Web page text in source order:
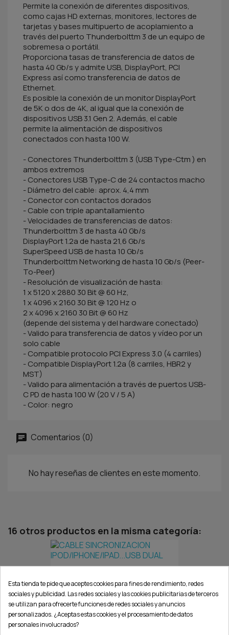
Permite la conexión de diferentes dispositivos,
como cajas HD externas, monitores, lectores de
tarjetas y bases multipuerto de acoplamiento a
través del puerto Thunderbolttm 3 de un equipo de
sobremesa o portátil.
Proporciona tasas de transferencia de datos de
hasta 40 Gb/s y admite USB, DisplayPort, PCI
Express así como transferencia de datos de
Ethernet.
Es posible la conexión de un monitor DisplayPort
de 5K o dos de 4K, al igual que la conexión de
dispositivos USB 3.1 Gen 2. Además, el cable
permite la alimentación de dispositivos
conectados con hasta 100 W.
- Conectores Thunderbolttm 3 (USB Type-Ctm ) en
ambos extremos
- Conectores USB Type-C de 24 contactos macho
- Diámetro del cable: aprox. 4,4 mm
- Conector con contactos dorados
- Cable con triple apantallamiento
- Velocidades de transferencias de datos:
Thunderbolttm 3 de hasta 40 Gb/s
DisplayPort 1.2a de hasta 21,6 Gb/s
SuperSpeed USB de hasta 10 Gb/s
Thunderbolttm Networking de hasta 10 Gb/s (Peer-
To-Peer)
- Resolución de visualización de hasta:
1 x 5120 x 2880 30 Bit @ 60 Hz,
1 x 4096 x 2160 30 Bit @ 120 Hz o
2 x 4096 x 2160 30 Bit @ 60 Hz
(depende del sistema y del hardware conectado)
- Valido para transferencia de datos y vídeo por un
solo cable
- Compatible protocolo PCI Express 3.0 (4 carriles)
- Compatible DisplayPort 1.2a (8 carriles, HBR2 y
MST)
- Valido para alimentación a través de puertos USB-
C PD de hasta 100 W (20 V / 5 A)
- Color: negro
Comentarios (0)
No hay reseñas de clientes en este momento.
16 otros productos en la misma categoría:
Esta tienda te pide que aceptes cookies para fines de rendimiento, redes
sociales y publicidad. Las redes sociales y las cookies publicitarias de terceros
se utilizan para ofrecerte funciones de redes sociales y anuncios
personalizados. ¿Aceptas estas cookies y el procesamiento de datos
personales involucrados?